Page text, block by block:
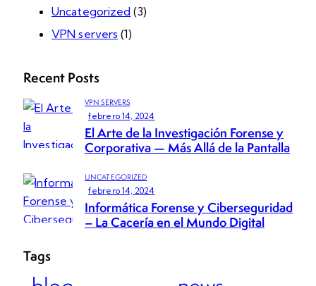
Uncategorized (3)
VPN servers (1)
Recent Posts
VPN SERVERS
febrero 14, 2024
El Arte de la Investigación Forense y
Corporativa — Más Allá de la Pantalla
UNCATEGORIZED
febrero 14, 2024
Informática Forense y Ciberseguridad
– La Cacería en el Mundo Digital
Tags